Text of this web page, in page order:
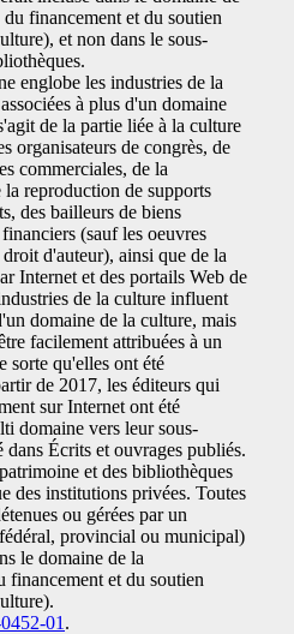
financement et du soutien
et non dans le sous-
englobe les industries de la
à plus d'un domaine
de la partie liée à la culture
organisateurs de congrès, de
commerciales, de la
reproduction de supports
des bailleurs de biens
(sauf les oeuvres
d'auteur), ainsi que de la
Internet et des portails Web de
de la culture influent
domaine de la culture, mais
facilement attribuées à un
sorte qu'elles ont été
de 2017, les éditeurs qui
sur Internet ont été
domaine vers leur sous-
dans Écrits et ouvrages publiés.
et des bibliothèques
des institutions privées. Toutes
ou gérées par un
provincial ou municipal)
le domaine de la
financement et du soutien
01 .